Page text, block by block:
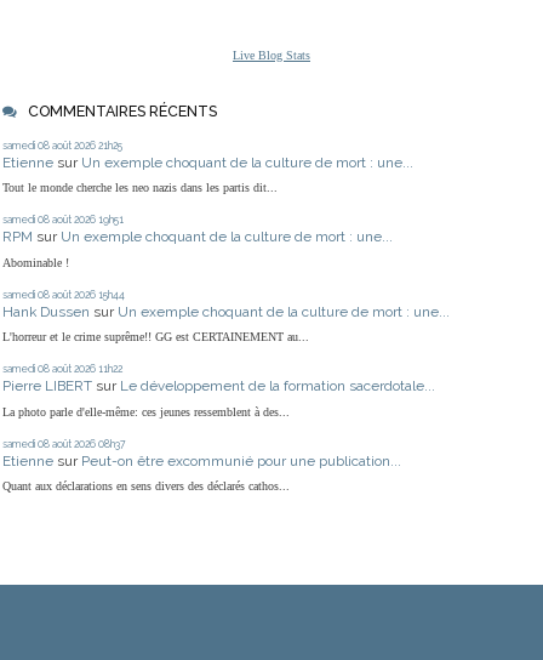
Live Blog Stats
COMMENTAIRES RÉCENTS
samedi 08 août 2026 21h25
Etienne sur Un exemple choquant de la culture de mort : une...
Tout le monde cherche les neo nazis dans les partis dit...
samedi 08 août 2026 19h51
RPM sur Un exemple choquant de la culture de mort : une...
Abominable !
samedi 08 août 2026 15h44
Hank Dussen sur Un exemple choquant de la culture de mort : une...
L'horreur et le crime suprême!! GG est CERTAINEMENT au...
samedi 08 août 2026 11h22
Pierre LIBERT sur Le développement de la formation sacerdotale...
La photo parle d'elle-même: ces jeunes ressemblent à des...
samedi 08 août 2026 08h37
Etienne sur Peut-on être excommunié pour une publication...
Quant aux déclarations en sens divers des déclarés cathos...